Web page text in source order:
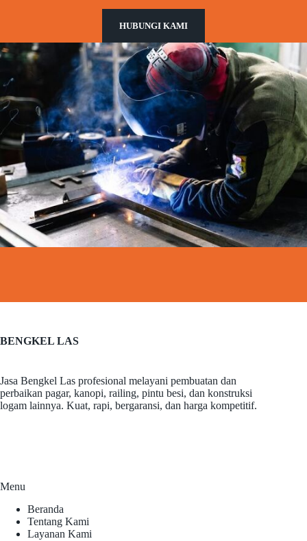
HUBUNGI KAMI
BENGKEL LAS
Jasa Bengkel Las profesional melayani pembuatan dan
perbaikan pagar, kanopi, railing, pintu besi, dan konstruksi
logam lainnya. Kuat, rapi, bergaransi, dan harga kompetitif.
Menu
Beranda
Tentang Kami
Layanan Kami